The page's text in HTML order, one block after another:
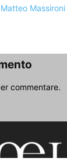
Matteo Massironi
commentare.